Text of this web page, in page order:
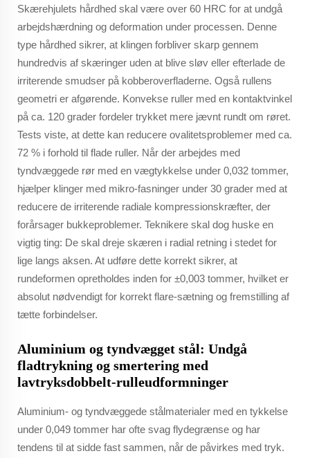
Skærehjulets hårdhed skal være over 60 HRC for at undgå
arbejdshærdning og deformation under processen. Denne
type hårdhed sikrer, at klingen forbliver skarp gennem
hundredvis af skæringer uden at blive sløv eller efterlade de
irriterende smudser på kobberoverfladerne. Også rullens
geometri er afgørende. Konvekse ruller med en kontaktvinkel
på ca. 120 grader fordeler trykket mere jævnt rundt om røret.
Tests viste, at dette kan reducere ovalitetsproblemer med ca.
72 % i forhold til flade ruller. Når der arbejdes med
tyndvæggede rør med en vægtykkelse under 0,032 tommer,
hjælper klinger med mikro-fasninger under 30 grader med at
reducere de irriterende radiale kompressionskræfter, der
forårsager bukkeproblemer. Teknikere skal dog huske en
vigtig ting: De skal dreje skæren i radial retning i stedet for
lige langs aksen. At udføre dette korrekt sikrer, at
rundeformen opretholdes inden for ±0,003 tommer, hvilket er
absolut nødvendigt for korrekt flare-sætning og fremstilling af
tætte forbindelser.
Aluminium og tyndvægget stål: Undgå
fladtrykning og smertering med
lavtryksdobbelt-rulleudformninger
Aluminium- og tyndvæggede stålmaterialer med en tykkelse
under 0,049 tommer har ofte svag flydegrænse og har
tendens til at sidde fast sammen, når de påvirkes med tryk.